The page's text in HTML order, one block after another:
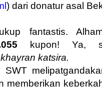
) dari donatur asal
fantastis.
kupon! Ya,
katsira.
SWT
memberikan